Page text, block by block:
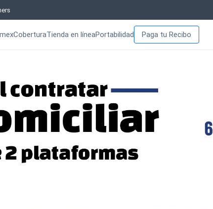
CoberturaTienda en líneaPortabilidad Paga tu Recibo